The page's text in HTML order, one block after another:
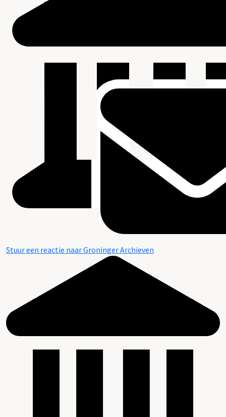
Stuur een reactie naar Groninger Archieven